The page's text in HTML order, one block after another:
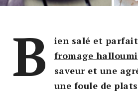
B
ien salé et
fromage halloumi
saveur et une
une foule de